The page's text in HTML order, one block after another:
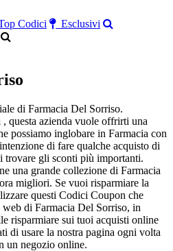
Codici Esclusivi
di Farmacia Del Sorriso.
questa azienda vuole offrirti una
possiamo inglobare in Farmacia con
di fare qualche acquisto di
trovare gli sconti più importanti.
una grande collezione di Farmacia
migliori. Se vuoi risparmiare la
questi Codici Coupon che
di Farmacia Del Sorriso, in
risparmiare sui tuoi acquisti online
di usare la nostra pagina ogni volta
un negozio online.